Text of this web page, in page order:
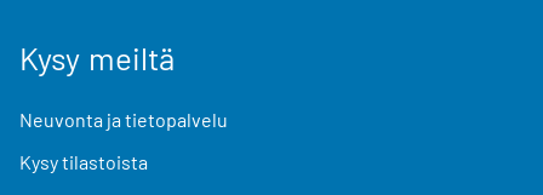
Kysy meiltä
Neuvonta ja tietopalvelu
Kysy tilastoista